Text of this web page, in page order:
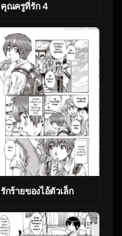
คุณครูที่รัก 4
รักร้ายของไอ้ตัวเล็ก